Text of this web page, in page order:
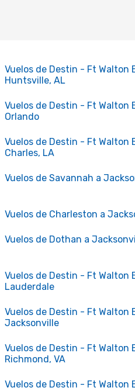
Vuelos de Destin - Ft Walton
Huntsville, AL
Vuelos de Destin - Ft Walton
Orlando
Vuelos de Destin - Ft Walton
Charles, LA
Vuelos de Savannah a
Vuelos de Charleston a
Vuelos de Dothan a
Vuelos de Destin - Ft Walton
Lauderdale
Vuelos de Destin - Ft Walton
Jacksonville
Vuelos de Destin - Ft Walton
Richmond, VA
Vuelos de Destin - Ft Walton